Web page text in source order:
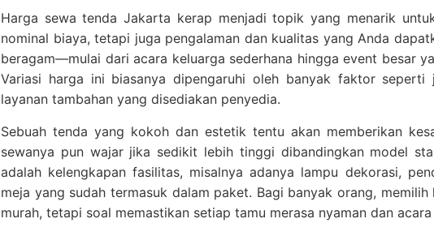
Harga sewa tenda Jakarta kerap menjadi topik yang menarik
nominal biaya, tetapi juga pengalaman dan kualitas yang Anda
beragam—mulai dari acara keluarga sederhana hingga event besar
Variasi harga ini biasanya dipengaruhi oleh banyak faktor seperti
layanan tambahan yang disediakan penyedia.
Sebuah tenda yang kokoh dan estetik tentu akan memberikan
sewanya pun wajar jika sedikit lebih tinggi dibandingkan model
adalah kelengkapan fasilitas, misalnya adanya lampu dekorasi,
meja yang sudah termasuk dalam paket. Bagi banyak orang,
murah, tetapi soal memastikan setiap tamu merasa nyaman dan